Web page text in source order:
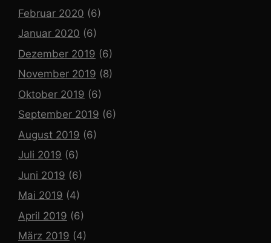
Februar 2020 (6)
Januar 2020 (6)
Dezember 2019 (6)
November 2019 (8)
Oktober 2019 (6)
September 2019 (6)
August 2019 (6)
Juli 2019 (6)
Juni 2019 (6)
Mai 2019 (4)
April 2019 (6)
März 2019 (4)